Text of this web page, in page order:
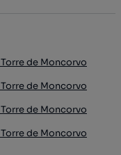
de Moncorvo
de Moncorvo
de Moncorvo
de Moncorvo